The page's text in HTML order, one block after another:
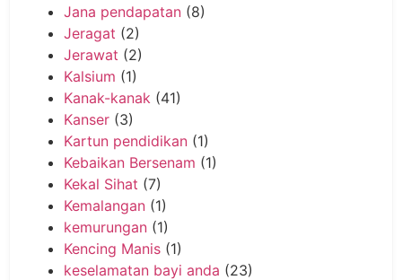
Jana pendapatan (8)
Jeragat (2)
Jerawat (2)
Kalsium (1)
Kanak-kanak (41)
Kanser (3)
Kartun pendidikan (1)
Kebaikan Bersenam (1)
Kekal Sihat (7)
Kemalangan (1)
kemurungan (1)
Kencing Manis (1)
keselamatan bayi anda (23)